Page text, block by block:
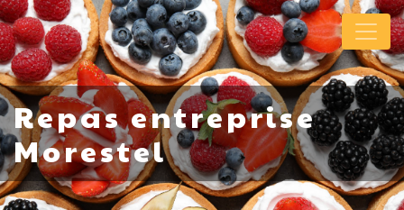
Panneau de gestion des cookies
Repas entreprise
Morestel